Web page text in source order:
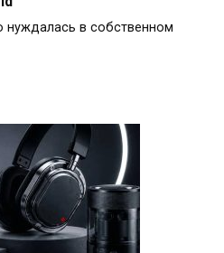
нуждалась в собственном